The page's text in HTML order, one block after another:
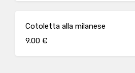
Cotoletta alla milanese
9.00 €